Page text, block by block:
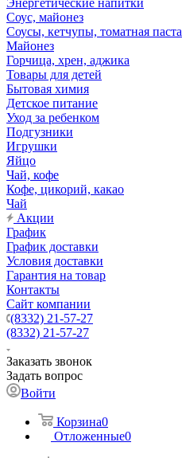
Энергетические напитки
Соус, майонез
Соусы, кетчупы, томатная паста
Майонез
Горчица, хрен, аджика
Товары для детей
Бытовая химия
Детское питание
Уход за ребенком
Подгузники
Игрушки
Яйцо
Чай, кофе
Кофе, цикорий, какао
Чай
Акции
График
График доставки
Условия доставки
Гарантия на товар
Контакты
Сайт компании
(8332) 21-57-27
(8332) 21-57-27
Заказать звонок
Задать вопрос
Войти
Корзина0
Отложенные0